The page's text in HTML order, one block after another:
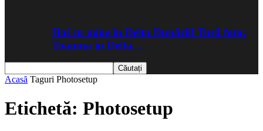
Hai cu mine în Delta Dunării! Tură foto:
Toamna în Delta…
Acasă Taguri Photosetup
Etichetă: Photosetup